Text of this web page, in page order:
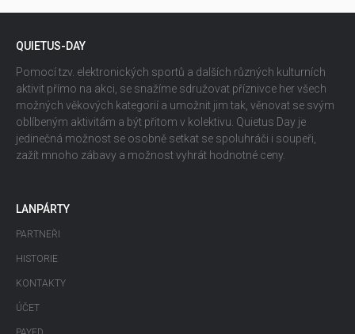
QUIETUS-DAY
Pomocí tzv. elektronických sportů a dalších různých kulturních
aktivit přímo na akci, se snažíme sdružovat příznivce her všech
možných věkových kategorií a umožnit jim tak, věnovat se svým
oblíbeným aktivitám a být přitom v kolektivu. Quietus Day je
jedinečná možnost se osobně setkat se spoluhráči i soupeři,
zažít mnoho zábavy a možnost vyhrát hodnotné ceny.
LANPÁRTY
PARTNEŘI
HISTORIE
KONTAKTY
ÚČET